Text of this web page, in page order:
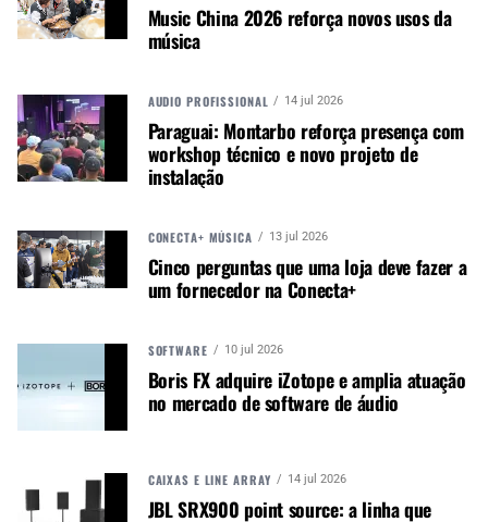
vagas distribuídas em cursos diversos nos
setores de MPB/Jazz, Choro e Música Raiz.
pessoas interessadas também poderão se
inscrever nas habilitações que dispõem de vagas
para cadastro reserva.
CRITÉRIOS DE SELEÇÃO
Os processos de seleção variam e todos os
detalhes constam nos editais disponíveis no site
pessoas sem conhecimento musical, a distribuição
será feita por meio de sorteio, transmitido ao vivo
pelo canal da instituição no YouTube. Já
candidatos(as) que indicam conhecimento musical
conteúdo especificado no edital, e uma entrevista
com banca de professores(as). A escola ainda
Music China 2026 reforça novos usos da
música
AUDIO PROFISSIONAL 14 jul 2026
Paraguai: Montarbo reforça presença com
workshop técnico e novo projeto de
instalação
CONECTA+ MÚSICA 13 jul 2026
Cinco perguntas que uma loja deve fazer a
um fornecedor na Conecta+
SOFTWARE 10 jul 2026
Boris FX adquire iZotope e amplia atuação
no mercado de software de áudio
CAIXAS E LINE ARRAY 14 jul 2026
JBL SRX900 point source: a linha que